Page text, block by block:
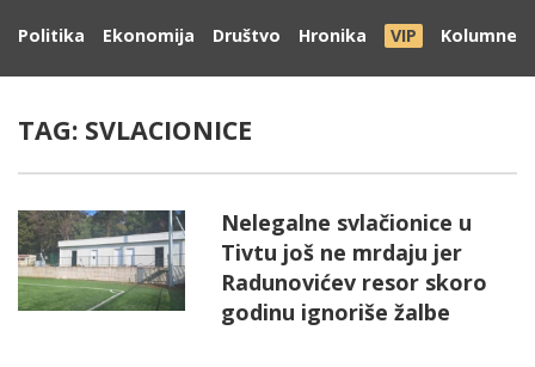
Politika Ekonomija Društvo Hronika VIP Kolumne
TAG: SVLACIONICE
Nelegalne svlačionice u
Tivtu još ne mrdaju jer
Radunovićev resor skoro
godinu ignoriše žalbe